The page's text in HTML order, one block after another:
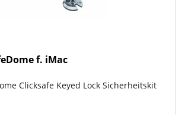
f. iMac
Clicksafe Keyed Lock Sicherheitskit